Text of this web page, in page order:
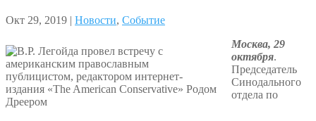
Окт 29, 2019 | Новости, Событие
Москва, 29
октября.
Председатель
Синодального
отдела по